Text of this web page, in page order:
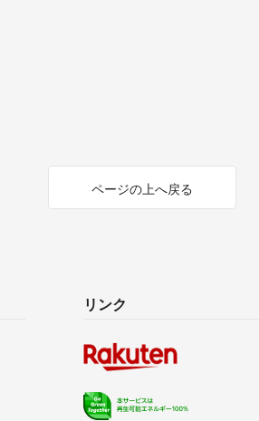
ページの上へ戻る
リンク